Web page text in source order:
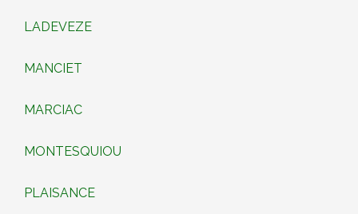
LADEVEZE
MANCIET
MARCIAC
MONTESQUIOU
PLAISANCE